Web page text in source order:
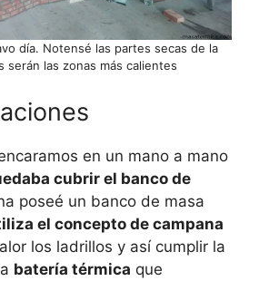
día. Notensé las partes secas de la
serán las zonas más calientes
en un mano a mano
cubrir el banco de
poseé un banco de masa
el concepto de campana
los ladrillos y así cumplir la
batería térmica que